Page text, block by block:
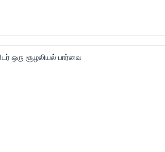
ஒரு சூழலியல் பார்வை